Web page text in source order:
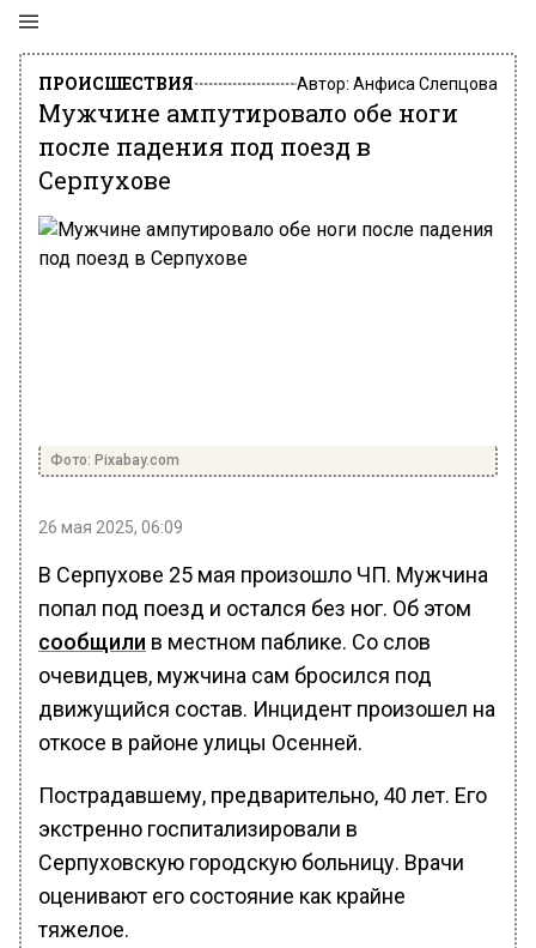
ПРОИСШЕСТВИЯ Автор: Анфиса Слепцова
Мужчине ампутировало обе ноги
после падения под поезд в
Серпухове
Фото: Pixabay.com
26 мая 2025, 06:09
В Серпухове 25 мая произошло ЧП. Мужчина
попал под поезд и остался без ног. Об этом
сообщили в местном паблике. Со слов
очевидцев, мужчина сам бросился под
движущийся состав. Инцидент произошел на
откосе в районе улицы Осенней.
Пострадавшему, предварительно, 40 лет. Его
экстренно госпитализировали в
Серпуховскую городскую больницу. Врачи
оценивают его состояние как крайне
тяжелое.